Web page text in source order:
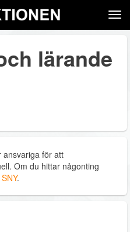
lärande
ansvariga för att
Om du hittar någonting
SNY.